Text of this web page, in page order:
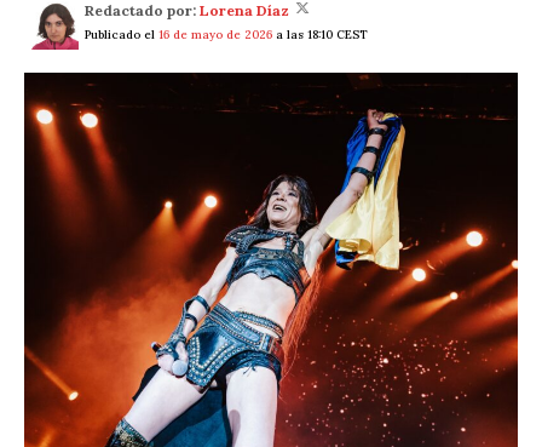
Redactado por: Lorena Díaz
Publicado el 16 de mayo de 2026 a las 18:10 CEST